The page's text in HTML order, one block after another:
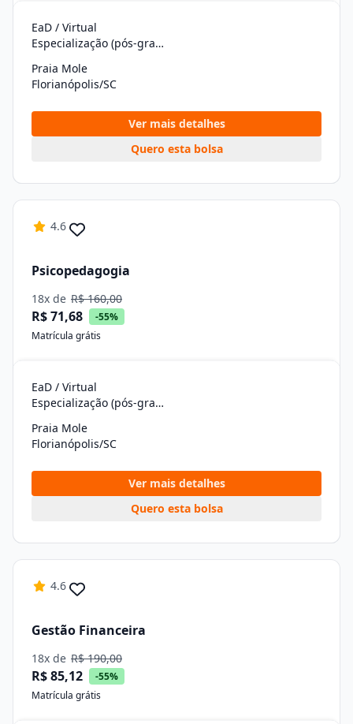
EaD / Virtual
Especialização (pós-graduação)
Praia Mole
Florianópolis/SC
Ver mais detalhes
Quero esta bolsa
4.6
Psicopedagogia
18x de R$ 160,00
R$ 71,68
-55%
Matrícula grátis
EaD / Virtual
Especialização (pós-graduação)
Praia Mole
Florianópolis/SC
Ver mais detalhes
Quero esta bolsa
4.6
Gestão Financeira
18x de R$ 190,00
R$ 85,12
-55%
Matrícula grátis